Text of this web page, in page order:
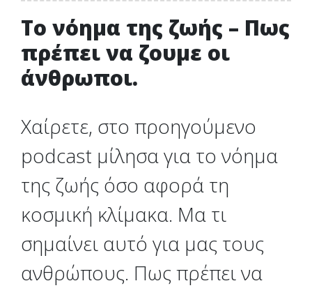
Το νόημα της ζωής – Πως
πρέπει να ζουμε οι
άνθρωποι.
Χαίρετε, στο προηγούμενο
podcast μίλησα για το νόημα
της ζωής όσο αφορά τη
κοσμική κλίμακα. Μα τι
σημαίνει αυτό για μας τους
ανθρώπους. Πως πρέπει να